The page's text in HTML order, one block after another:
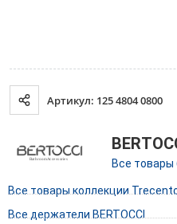
Артикул: 125 4804 0800
Все товары
Все товары коллекции
Все держатели BERTOCCI